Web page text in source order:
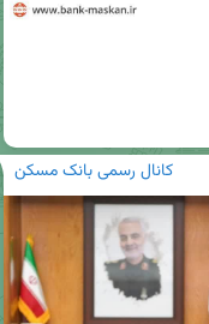
کانال رسمی بانک مسکن